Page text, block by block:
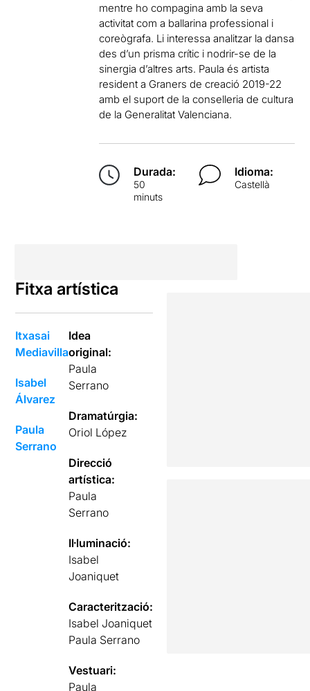
mentre ho compagina amb la seva
activitat com a ballarina professional i
coreògrafa. Li interessa analitzar la dansa
des d’un prisma crític i nodrir-se de la
sinergia d’altres arts. Paula és artista
resident a Graners de creació 2019-22
amb el suport de la conselleria de cultura
de la Generalitat Valenciana.
Durada:
50
minuts
Idioma:
Castellà
Fitxa artística
Itxasai
Mediavilla
Isabel
Álvarez
Paula
Serrano
Idea
original:
Paula
Serrano
Dramatúrgia:
Oriol López
Direcció
artística:
Paula
Serrano
Il·luminació:
Isabel
Joaniquet
Caracterització:
Isabel Joaniquet
Paula Serrano
Vestuari:
Paula